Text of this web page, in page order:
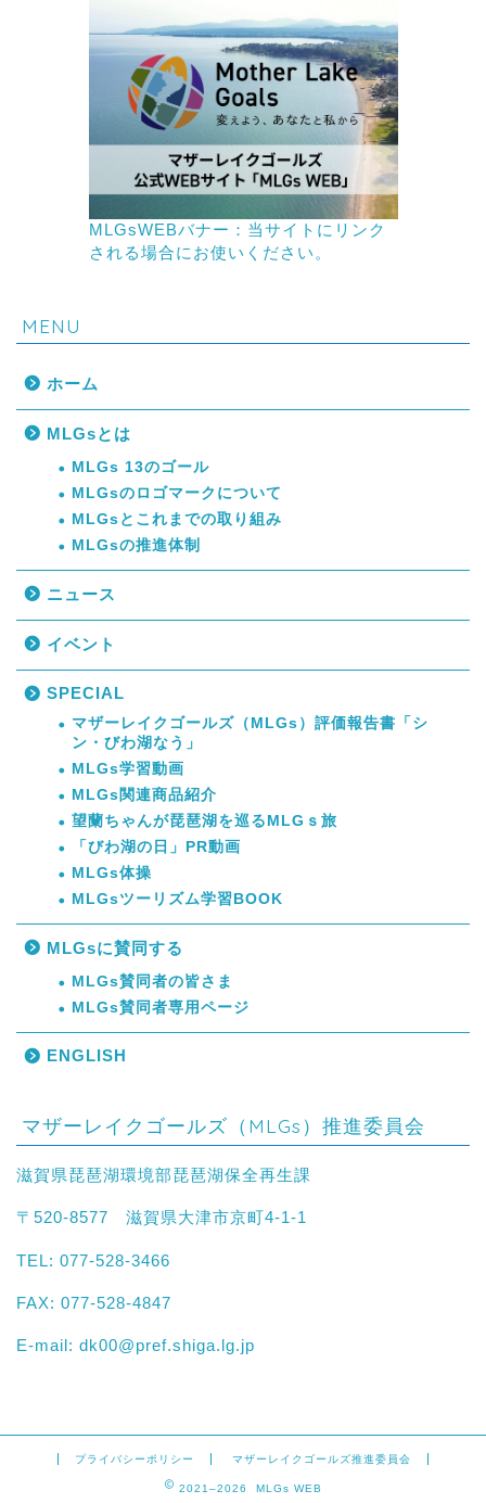
MLGsWEBバナー：当サイトにリンク
される場合にお使いください。
MENU
ホーム
MLGsとは
MLGs 13のゴール
MLGsのロゴマークについて
MLGsとこれまでの取り組み
MLGsの推進体制
ニュース
イベント
SPECIAL
マザーレイクゴールズ（MLGs）評価報告書「シ
ン・びわ湖なう」
MLGs学習動画
MLGs関連商品紹介
望蘭ちゃんが琵琶湖を巡るMLGｓ旅
「びわ湖の日」PR動画
MLGs体操
MLGsツーリズム学習BOOK
MLGsに賛同する
MLGs賛同者の皆さま
MLGs賛同者専用ページ
ENGLISH
マザーレイクゴールズ（MLGs）推進委員会
滋賀県琵琶湖環境部琵琶湖保全再生課
〒520-8577 滋賀県大津市京町4-1-1
TEL: 077-528-3466
FAX: 077-528-4847
E-mail: dk00@pref.shiga.lg.jp
プライバシーポリシー マザーレイクゴールズ推進委員会
2021–2026 MLGs WEB